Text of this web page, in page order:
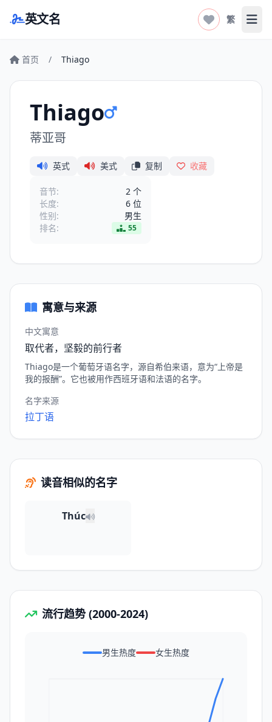
英文名 繁 打
首页 / Thiago
Thiago
蒂亚哥
英式 美式 复制 收藏
音节:
2 个
长度:
6 位
性别:
男生
排名:
55
寓意与来源
中文寓意
取代者，坚毅的前行者
Thiago是一个葡萄牙语名字，源自希伯来语，意为“上帝是
我的报酬”。它也被用作西班牙语和法语的名字。
名字来源
拉丁语
读音相似的名字
Thúc
流行趋势 (2000-2024)
男生热度 女生热度